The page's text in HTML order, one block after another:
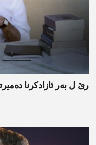
رێ ل بەر ئازادکرنا